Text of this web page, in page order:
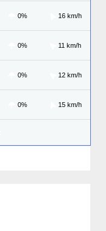
0% 16 km/h
0% 11 km/h
0% 12 km/h
0% 15 km/h